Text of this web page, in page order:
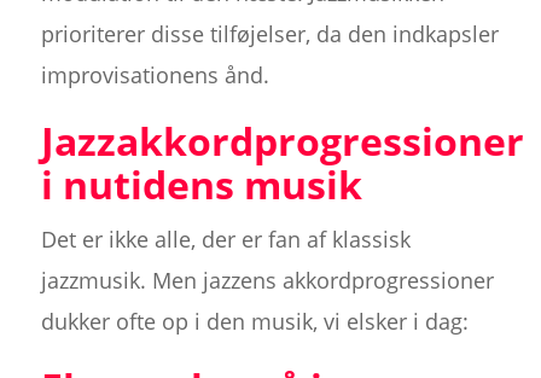
prioriterer disse tilføjelser, da den indkapsler
improvisationens ånd.
Jazzakkordprogressioner
i nutidens musik
Det er ikke alle, der er fan af klassisk
jazzmusik. Men jazzens akkordprogressioner
dukker ofte op i den musik, vi elsker i dag: